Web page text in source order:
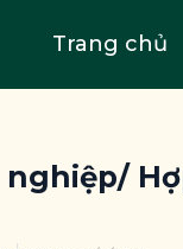
Trang chủ
nghiệp/